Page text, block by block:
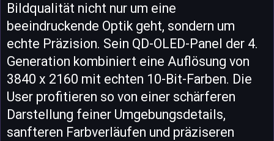
Bildqualität nicht nur um eine
beeindruckende Optik geht, sondern um
echte Präzision. Sein QD-OLED-Panel der 4.
Generation kombiniert eine Auflösung von
3840 x 2160 mit echten 10-Bit-Farben. Die
User profitieren so von einer schärferen
Darstellung feiner Umgebungsdetails,
sanfteren Farbverläufen und präziseren